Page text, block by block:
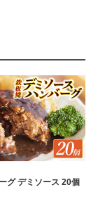
グ デミソース 20個